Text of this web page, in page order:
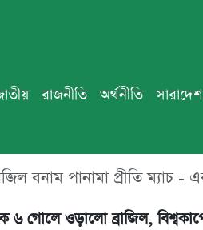
রাজনীতি অর্থনীতি সারাদেশ
বনাম পানামা প্রীতি ম্যাচ
৬ গোলে ওড়ালো ব্রাজিল,